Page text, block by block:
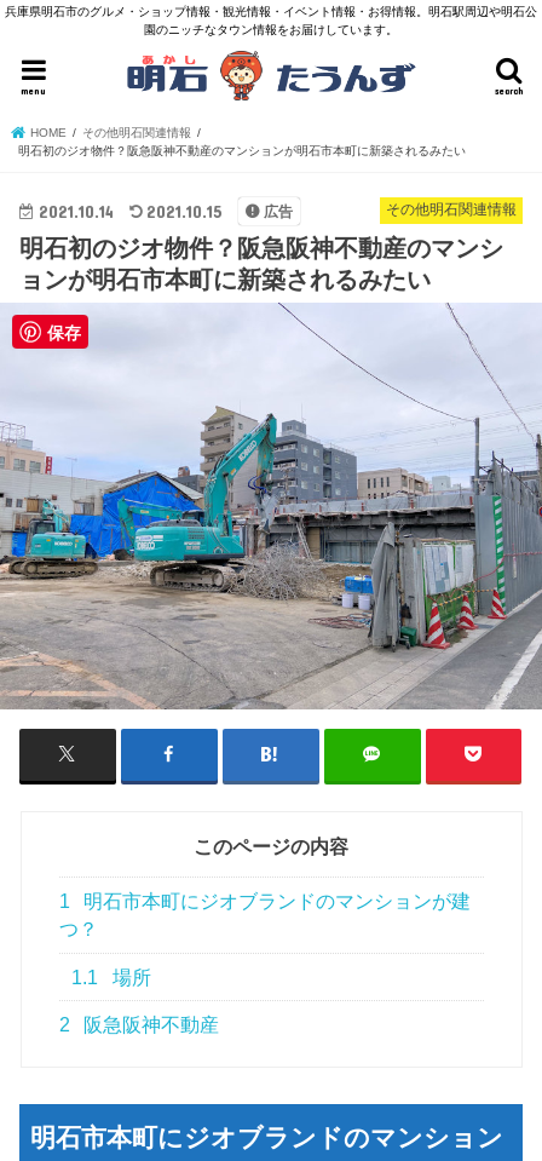
兵庫県明石市のグルメ・ショップ情報・観光情報・イベント情報・お得情報。明石駅周辺や明石公
園のニッチなタウン情報をお届けしています。
search
menu
HOME
その他明石関連情報
明石初のジオ物件？阪急阪神不動産のマンションが明石市本町に新築されるみたい
その他明石関連情報
2021.10.14 2021.10.15 広告
明石初のジオ物件？阪急阪神不動産のマンシ
ョンが明石市本町に新築されるみたい
このページの内容
1
明石市本町にジオブランドのマンションが建
つ？
1.1 場所
2 阪急阪神不動産
明石市本町にジオブランドのマンション
保存